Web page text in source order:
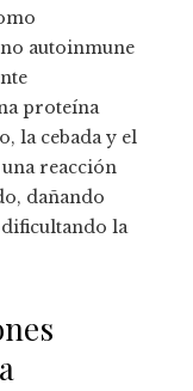
autoinmune
proteína
la cebada y el
reacción
dañando
la